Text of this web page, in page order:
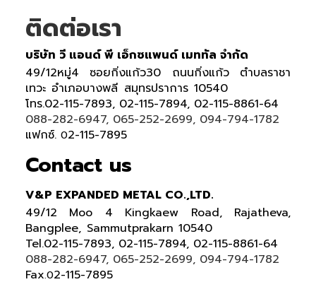
ติดต่อเรา
บริษัท วี แอนด์ พี เอ็กซแพนด์ เมททัล จำกัด
49/12หมู่4 ซอยกิ่งแก้ว30 ถนนกิ่งแก้ว ตำบลราชา
เทวะ อำเภอบางพลี สมุทรปราการ 10540
โทร.02-115-7893, 02-115-7894, 02-115-8861-64
088-282-6947, 065-252-2699, 094-794-1782
แฟกซ์. 02-115-7895
Contact us
V&P EXPANDED METAL CO.,LTD.
49/12 Moo 4 Kingkaew Road, Rajatheva,
Bangplee, Sammutprakarn 10540
Tel.02-115-7893, 02-115-7894, 02-115-8861-64
088-282-6947, 065-252-2699, 094-794-1782
Fax.02-115-7895